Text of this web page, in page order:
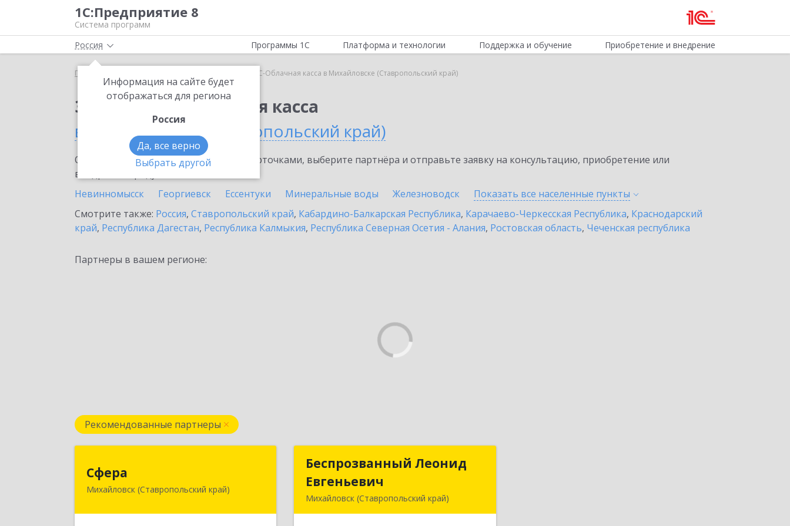
1С:Предприятие 8
Система программ
Россия
Информация на сайте будет
отображаться для региона
Россия
Да, все верно
Выбрать другой
Программы 1С Платформа и технологии Поддержка и обучение Приобретение и внедрение
Главная 1С-Облачная касса в Михайловске (Ставропольский край)
Заказать 1С-Облачная касса
в Михайловске (Ставропольский край)
Ознакомьтесь с информационными карточками, выберите партнёра и отправьте заявку на консультацию, приобретение или
внедрение продукта.
Невинномысск
Георгиевск Ессентуки Минеральные воды Железноводск Показать все населенные пункты
Смотрите также: Россия, Ставропольский край, Кабардино-Балкарская Республика, Карачаево-Черкесская Республика, Краснодарский
край, Республика Дагестан, Республика Калмыкия, Республика Северная Осетия - Алания, Ростовская область, Чеченская республика
Партнеры в вашем регионе:
Рекомендованные партнеры
Сфера
Михайловск (Ставропольский край)
356240, Ставропольский край,
Беспрозванный Леонид
Евгеньевич
Михайловск (Ставропольский край)
Беспрозванный Леонид